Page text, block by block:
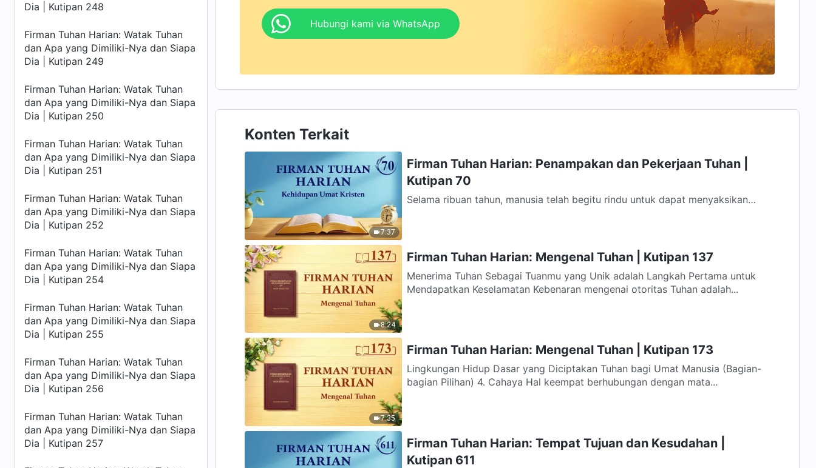
Dia | Kutipan 248
Firman Tuhan Harian: Watak Tuhan
dan Apa yang Dimiliki-Nya dan Siapa
Dia | Kutipan 249
Firman Tuhan Harian: Watak Tuhan
dan Apa yang Dimiliki-Nya dan Siapa
Dia | Kutipan 250
Firman Tuhan Harian: Watak Tuhan
dan Apa yang Dimiliki-Nya dan Siapa
Dia | Kutipan 251
Firman Tuhan Harian: Watak Tuhan
dan Apa yang Dimiliki-Nya dan Siapa
Dia | Kutipan 252
Firman Tuhan Harian: Watak Tuhan
dan Apa yang Dimiliki-Nya dan Siapa
Dia | Kutipan 254
Firman Tuhan Harian: Watak Tuhan
dan Apa yang Dimiliki-Nya dan Siapa
Dia | Kutipan 255
Firman Tuhan Harian: Watak Tuhan
dan Apa yang Dimiliki-Nya dan Siapa
Dia | Kutipan 256
Firman Tuhan Harian: Watak Tuhan
dan Apa yang Dimiliki-Nya dan Siapa
Dia | Kutipan 257
Hubungi kami via WhatsApp
Konten Terkait
7:37
Firman Tuhan Harian: Penampakan dan Pekerjaan Tuhan |
Kutipan 70
Selama ribuan tahun, manusia telah begitu rindu untuk dapat menyaksikan
8:24
Firman Tuhan Harian: Mengenal Tuhan | Kutipan 137
Menerima Tuhan Sebagai Tuanmu yang Unik adalah Langkah Pertama untuk
Mendapatkan Keselamatan Kebenaran mengenai otoritas Tuhan adalah...
7:35
Firman Tuhan Harian: Mengenal Tuhan | Kutipan 173
Lingkungan Hidup Dasar yang Diciptakan Tuhan bagi Umat Manusia (Bagian-
bagian Pilihan) 4. Cahaya Hal keempat berhubungan dengan mata...
Firman Tuhan Harian: Tempat Tujuan dan Kesudahan |
Kutipan 611